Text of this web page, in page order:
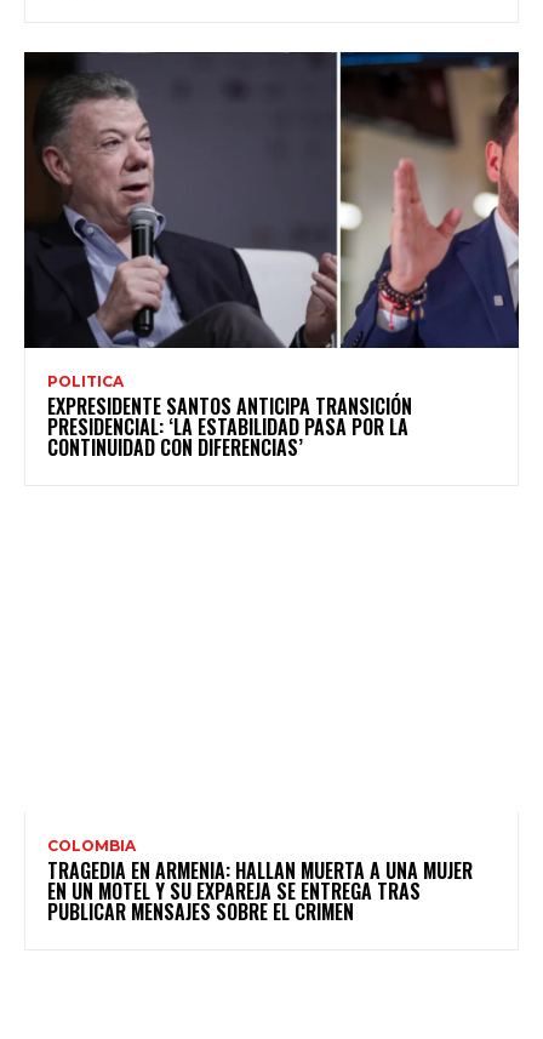
POLITICA
EXPRESIDENTE SANTOS ANTICIPA TRANSICIÓN
PRESIDENCIAL: ‘LA ESTABILIDAD PASA POR LA
CONTINUIDAD CON DIFERENCIAS’
COLOMBIA
TRAGEDIA EN ARMENIA: HALLAN MUERTA A UNA MUJER
EN UN MOTEL Y SU EXPAREJA SE ENTREGA TRAS
PUBLICAR MENSAJES SOBRE EL CRIMEN